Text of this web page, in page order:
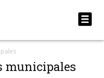
municipales